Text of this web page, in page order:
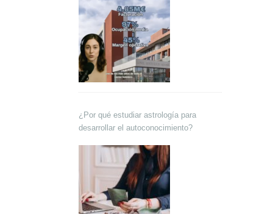
¿Por qué estudiar astrología para
desarrollar el autoconocimiento?